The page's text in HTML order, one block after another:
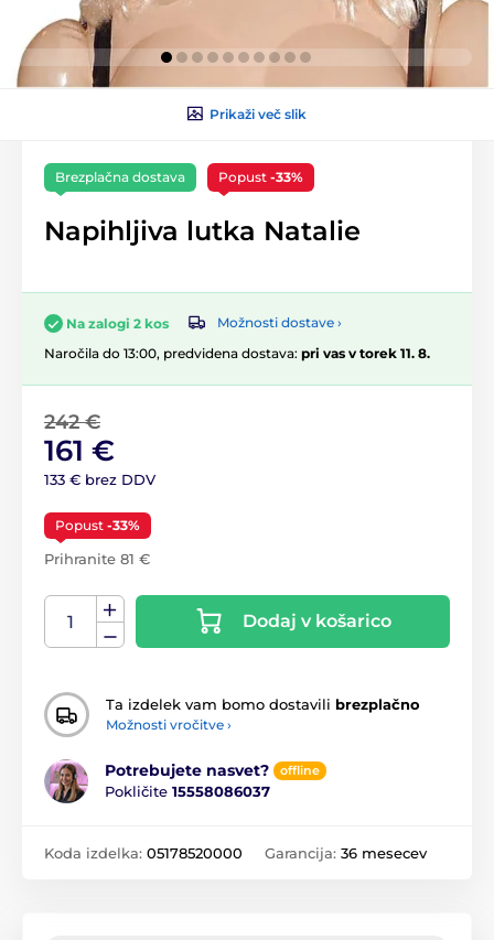
Prikaži več slik
Brezplačna dostava Popust -33%
Napihljiva lutka Natalie
Na zalogi 2 kos
Možnosti dostave ›
Naročila do 13:00, predvidena dostava: pri vas v torek 11. 8.
242 €
161 €
133 € brez DDV
Popust -33%
Prihranite 81 €
Dodaj v košarico
Ta izdelek vam bomo dostavili brezplačno
Možnosti vročitve ›
Potrebujete nasvet? offline
Pokličite 15558086037
Koda izdelka: 05178520000 Garancija: 36 mesecev